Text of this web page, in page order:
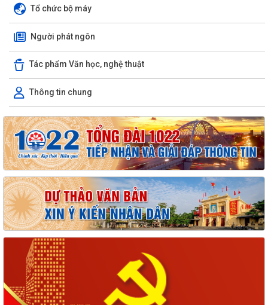
Tổ chức bộ máy
Người phát ngôn
Tác phẩm Văn học, nghệ thuật
Thông tin chung